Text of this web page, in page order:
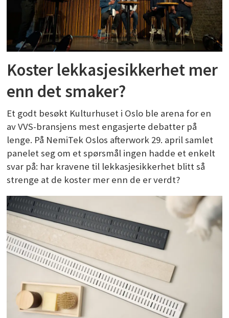
Koster lekkasjesikkerhet mer
enn det smaker?
Et godt besøkt Kulturhuset i Oslo ble arena for en
av VVS-bransjens mest engasjerte debatter på
lenge. På NemiTek Oslos afterwork 29. april samlet
panelet seg om et spørsmål ingen hadde et enkelt
svar på: har kravene til lekkasjesikkerhet blitt så
strenge at de koster mer enn de er verdt?